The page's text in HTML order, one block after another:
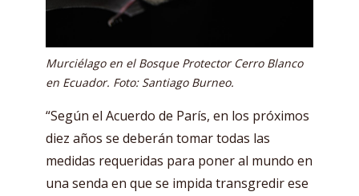
Murciélago en el Bosque Protector Cerro Blanco
en Ecuador. Foto: Santiago Burneo.
“Según el Acuerdo de París, en los próximos
diez años se deberán tomar todas las
medidas requeridas para poner al mundo en
una senda en que se impida transgredir ese